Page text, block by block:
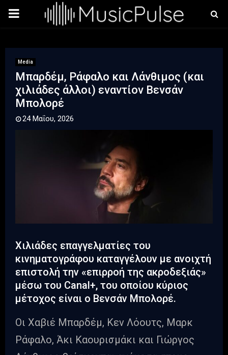
PRIMARY
Media
Μπαρδέμ, Ράφαλο και Λάνθιμος (και
χιλιάδες άλλοι) εναντίον Βενσάν
Μπολορέ
24 Μαΐου, 2026
Χιλιάδες επαγγελματίες του
κινηματογράφου καταγγέλουν με ανοιχτή
επιστολή την «επιρροή της ακροδεξιάς»
μέσω του Canal+, του οποίου κύριος
μέτοχος είναι ο Βενσάν Μπολορέ.
Οι Χαβιέ Μπαρδέμ, Κεν Λόουτς, Μαρκ
Ράφαλο, Άκι Καουρισμάκι και Γιώργος